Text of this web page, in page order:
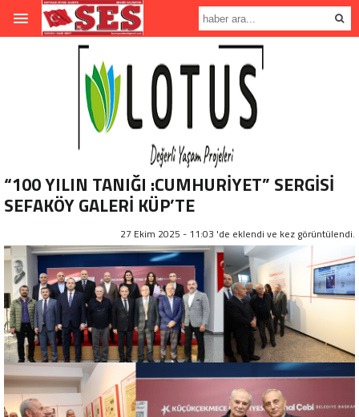
“100 YILIN TANIĞI :CUMHURİYET” SERGİSİ
SEFAKÖY GALERİ KÜP’TE
27 Ekim 2025 - 11:03 'de eklendi ve kez görüntülendi.